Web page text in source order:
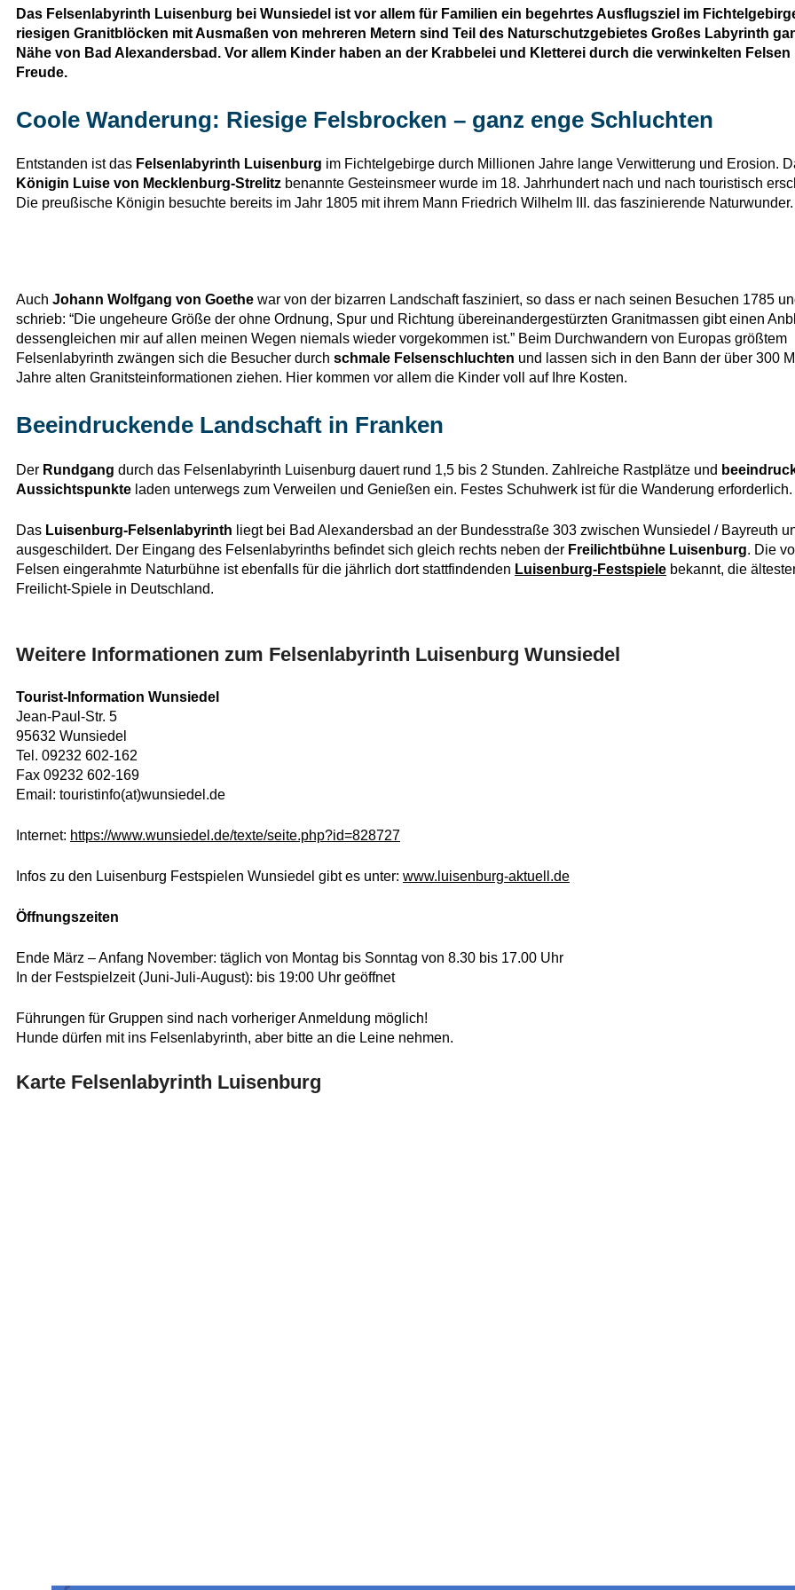
Das Felsenlabyrinth Luisenburg bei Wunsiedel ist vor allem für Familien ein begehrtes Ausflugsziel im
riesigen Granitblöcken mit Ausmaßen von mehreren Metern sind Teil des Naturschutzgebietes Großes Labyrinth
Nähe von Bad Alexandersbad. Vor allem Kinder haben an der Krabbelei und Kletterei durch die verwinkelten Felsen
Freude.
Coole Wanderung: Riesige Felsbrocken – ganz enge Schluchten
Entstanden ist das Felsenlabyrinth Luisenburg im Fichtelgebirge durch Millionen Jahre lange Verwitterung und Erosion.
Königin Luise von Mecklenburg-Strelitz benannte Gesteinsmeer wurde im 18. Jahrhundert nach und nach touristisch
Die preußische Königin besuchte bereits im Jahr 1805 mit ihrem Mann Friedrich Wilhelm III. das faszinierende Naturwunder.
Auch Johann Wolfgang von Goethe war von der bizarren Landschaft fasziniert, so dass er nach seinen Besuchen 1785
schrieb: “Die ungeheure Größe der ohne Ordnung, Spur und Richtung übereinandergestürzten Granitmassen gibt einen
dessengleichen mir auf allen meinen Wegen niemals wieder vorgekommen ist.” Beim Durchwandern von Europas größtem
Felsenlabyrinth zwängen sich die Besucher durch schmale Felsenschluchten und lassen sich in den Bann der über 300
Jahre alten Granitsteinformationen ziehen. Hier kommen vor allem die Kinder voll auf Ihre Kosten.
Beeindruckende Landschaft in Franken
Der Rundgang durch das Felsenlabyrinth Luisenburg dauert rund 1,5 bis 2 Stunden. Zahlreiche Rastplätze und
Aussichtspunkte laden unterwegs zum Verweilen und Genießen ein. Festes Schuhwerk ist für die Wanderung erforderlich.
Das Luisenburg-Felsenlabyrinth liegt bei Bad Alexandersbad an der Bundesstraße 303 zwischen Wunsiedel / Bayreuth
ausgeschildert. Der Eingang des Felsenlabyrinths befindet sich gleich rechts neben der Freilichtbühne Luisenburg. Die
Felsen eingerahmte Naturbühne ist ebenfalls für die jährlich dort stattfindenden Luisenburg-Festspiele bekannt, die
Freilicht-Spiele in Deutschland.
Weitere Informationen zum Felsenlabyrinth Luisenburg Wunsiedel
Tourist-Information Wunsiedel
Jean-Paul-Str. 5
95632 Wunsiedel
Tel. 09232 602-162
Fax 09232 602-169
Email: touristinfo(at)wunsiedel.de
Internet: https://www.wunsiedel.de/texte/seite.php?id=828727
Infos zu den Luisenburg Festspielen Wunsiedel gibt es unter: www.luisenburg-aktuell.de
Öffnungszeiten
Ende März – Anfang November: täglich von Montag bis Sonntag von 8.30 bis 17.00 Uhr
In der Festspielzeit (Juni-Juli-August): bis 19:00 Uhr geöffnet
Führungen für Gruppen sind nach vorheriger Anmeldung möglich!
Hunde dürfen mit ins Felsenlabyrinth, aber bitte an die Leine nehmen.
Karte Felsenlabyrinth Luisenburg